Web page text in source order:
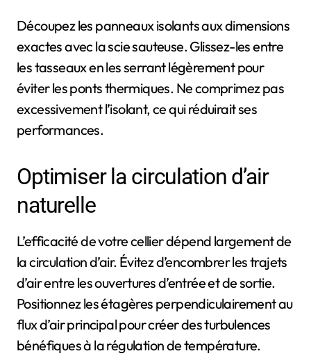
Découpez les panneaux isolants aux dimensions
exactes avec la scie sauteuse. Glissez-les entre
les tasseaux en les serrant légèrement pour
éviter les ponts thermiques. Ne comprimez pas
excessivement l’isolant, ce qui réduirait ses
performances.
Optimiser la circulation d’air
naturelle
L’efficacité de votre cellier dépend largement de
la circulation d’air. Évitez d’encombrer les trajets
d’air entre les ouvertures d’entrée et de sortie.
Positionnez les étagères perpendiculairement au
flux d’air principal pour créer des turbulences
bénéfiques à la régulation de température.